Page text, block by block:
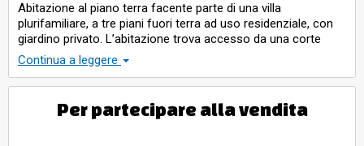
Abitazione al piano terra facente parte di una villa
plurifamiliare, a tre piani fuori terra ad uso residenziale, con
giardino privato. L’abitazione trova accesso da una corte
comune. Sup. Cat. totale mq. 167 R.C.
Continua a leggere
Per partecipare alla vendita